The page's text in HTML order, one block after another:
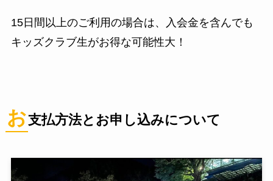
15日間以上のご利用の場合は、入会金を含んでも
キッズクラブ生がお得な可能性大！
お支払方法とお申し込みについて